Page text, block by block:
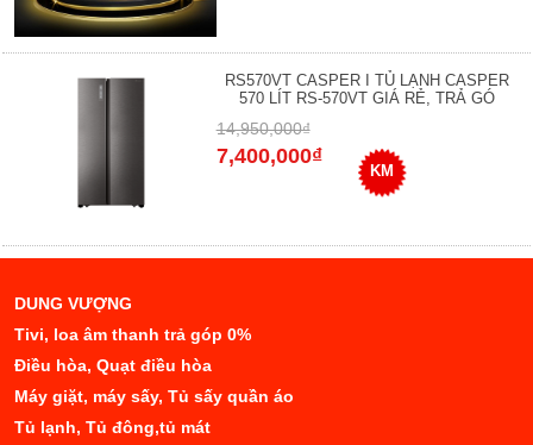
RS570VT CASPER I TỦ LẠNH CASPER
570 LÍT RS-570VT GIÁ RẺ, TRẢ GÓ
14,950,000₫
7,400,000₫
KM
DUNG VƯỢNG
Tivi, loa âm thanh trả góp 0%
Điều hòa, Quạt điều hòa
Máy giặt, máy sấy, Tủ sấy quần áo
Tủ lạnh, Tủ đông,tủ mát